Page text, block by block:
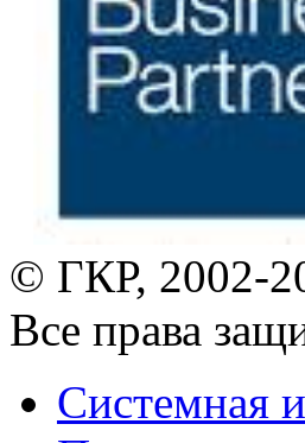
© ГКР, 2002-
Все права
Системная